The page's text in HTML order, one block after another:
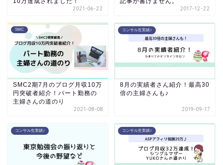
2021-06-22 2017-12-22
SMC
SMC2期7月のブログ月収10万
円突破者紹介！パート勤務の
主婦さんの道のり
2021-08-08
コンサル生実績♪
8月の実績者さん紹介！最高30
倍の主婦さんも♪
2019-09-17
コンサル生実績♪ コンサル生実績♪